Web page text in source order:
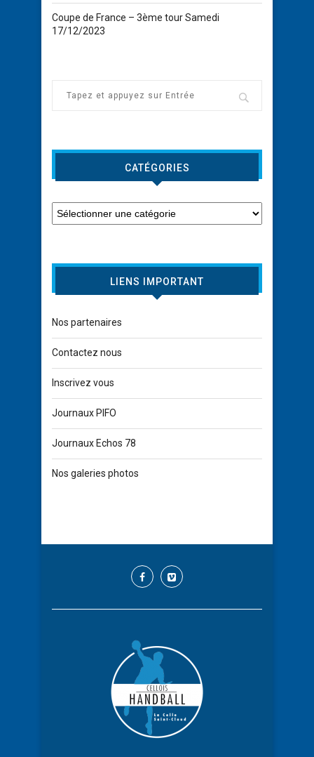
Coupe de France – 3ème tour Samedi
17/12/2023
CATÉGORIES
LIENS IMPORTANT
Nos partenaires
Contactez nous
Inscrivez vous
Journaux PIFO
Journaux Echos 78
Nos galeries photos